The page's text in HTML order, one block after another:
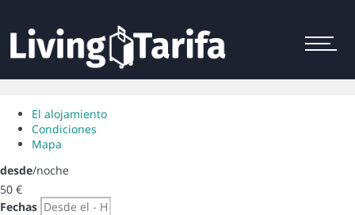
Menu
El alojamiento
Condiciones
Mapa
desde/noche
50 €
Fechas